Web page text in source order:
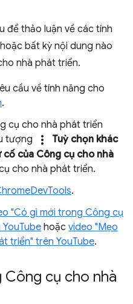
để thảo luận về các tính
bất kỳ nội dung nào
nhà phát triển.
cầu về tính năng cho
.
cụ cho nhà phát triển
tượng
more_vert
Tuỳ chọn khác
cố của Công cụ cho nhà
cho nhà phát triển.
.
"Có gì mới trong Công cụ
hoặc video "Mẹo
triển" trên YouTube.
Công cụ cho nhà